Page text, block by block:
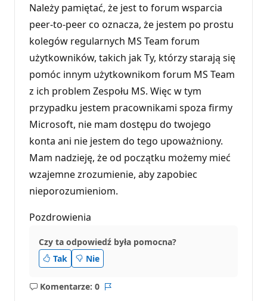
Należy pamiętać, że jest to forum wsparcia
peer-to-peer co oznacza, że jestem po prostu
kolegów regularnych MS Team forum
użytkowników, takich jak Ty, którzy starają się
pomóc innym użytkownikom forum MS Team
z ich problem Zespołu MS. Więc w tym
przypadku jestem pracownikami spoza firmy
Microsoft, nie mam dostępu do twojego
konta ani nie jestem do tego upoważniony.
Mam nadzieję, że od początku możemy mieć
wzajemne zrozumienie, aby zapobiec
nieporozumieniom.
Pozdrowienia
Czy ta odpowiedź była pomocna?
Tak
Nie
Komentarze: 0
Brak